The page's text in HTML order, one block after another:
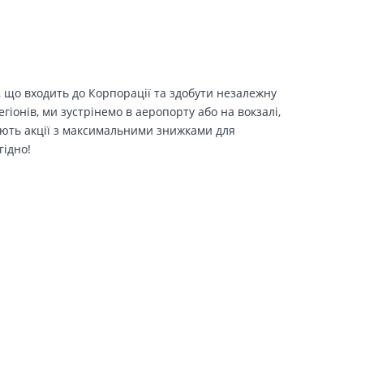
входить до Корпорації та здобути незалежну
ми зустрінемо в аеропорту або на вокзалі,
акції з максимальними знижками для